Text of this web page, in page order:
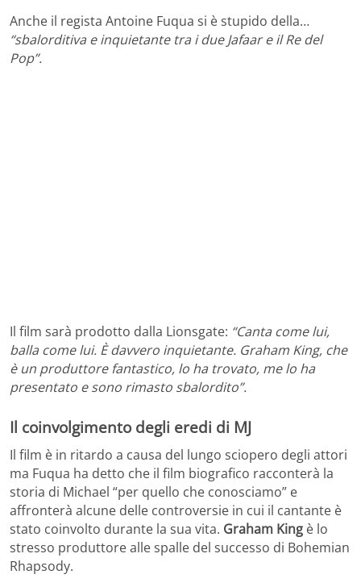
Anche il regista Antoine Fuqua si è stupido della…
“sbalorditiva e inquietante tra i due Jafaar e il Re del
Pop”.
Il film sarà prodotto dalla Lionsgate: “Canta come lui,
balla come lui. È davvero inquietante. Graham King, che
è un produttore fantastico, lo ha trovato, me lo ha
presentato e sono rimasto sbalordito”.
Il coinvolgimento degli eredi di MJ
Il film è in ritardo a causa del lungo sciopero degli attori
ma Fuqua ha detto che il film biografico racconterà la
storia di Michael “per quello che conosciamo” e
affronterà alcune delle controversie in cui il cantante è
stato coinvolto durante la sua vita. Graham King è lo
stresso produttore alle spalle del successo di Bohemian
Rhapsody.